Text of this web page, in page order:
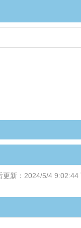
新：2024/5/4